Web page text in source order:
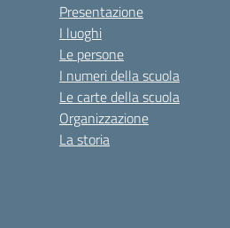
Presentazione
I luoghi
Le persone
I numeri della scuola
Le carte della scuola
Organizzazione
La storia